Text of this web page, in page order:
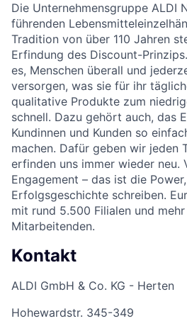
Die Unternehmensgruppe ALDI
führenden
Tradition von über 110 Jahren
Erfindung des Discount-
es, Menschen überall und
versorgen, was sie für ihr
qualitative Produkte zum
schnell. Dazu gehört auch, das
Kundinnen und Kunden so
machen. Dafür geben wir jeden
erfinden uns immer wieder neu.
Engagement – das ist die
Erfolgsgeschichte schreiben.
mit rund 5.500 Filialen und
Mitarbeitenden.
Kontakt
ALDI GmbH & Co. KG - Herten
Hohewardstr. 345-349